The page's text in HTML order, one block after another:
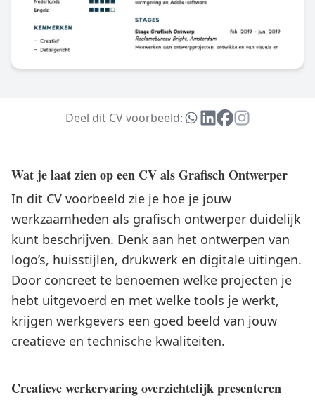
Deel dit CV voorbeeld:
Wat je laat zien op een CV als Grafisch Ontwerper
In dit CV voorbeeld zie je hoe je jouw
werkzaamheden als grafisch ontwerper duidelijk
kunt beschrijven. Denk aan het ontwerpen van
logo’s, huisstijlen, drukwerk en digitale uitingen.
Door concreet te benoemen welke projecten je
hebt uitgevoerd en met welke tools je werkt,
krijgen werkgevers een goed beeld van jouw
creatieve en technische kwaliteiten.
Creatieve werkervaring overzichtelijk presenteren